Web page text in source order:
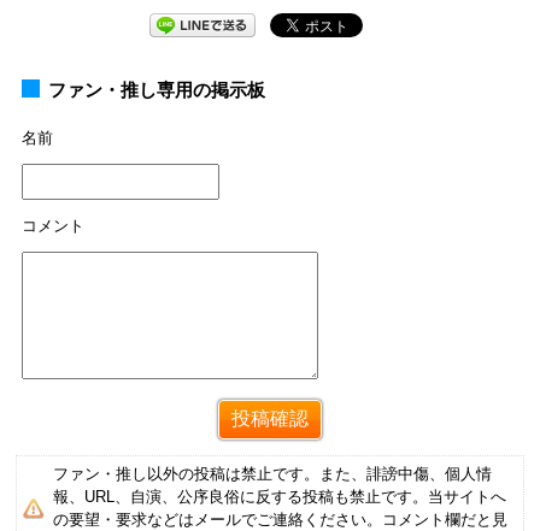
ファン・推し専用の掲示板
名前
コメント
ファン・推し以外の投稿は禁止です。また、誹謗中傷、個人情
報、URL、自演、公序良俗に反する投稿も禁止です。当サイトへ
の要望・要求などはメールでご連絡ください。コメント欄だと見